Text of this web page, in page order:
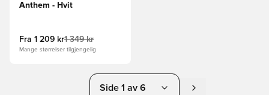
Anthem - Hvit
Fra 1 209 kr1 349 kr
Mange størrelser tilgjengelig
Side 1 av 6